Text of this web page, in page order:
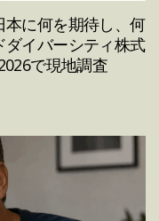
に何を期待し、何
イバーシティ株式
で現地調査